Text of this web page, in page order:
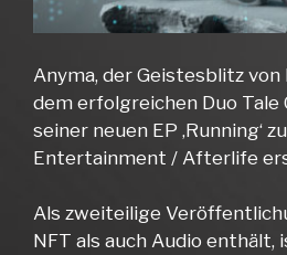
Anyma, der Geistesblitz
dem erfolgreichen Duo
seiner neuen EP ‚Running‘
Entertainment / Afterlife
Als zweiteilige
NFT als auch Audio enthält,